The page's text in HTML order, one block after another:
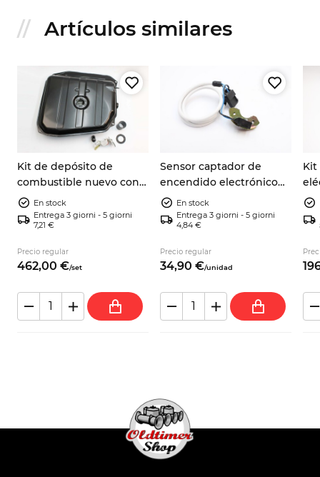
Artículos similares
Kit de depósito de
combustible nuevo con
aforador, junta y
manguito Autobianchi
A112
En stock
Entrega 3 giorni - 5 giorni
7,21 €
Precio regular
462,00 €/set
Sensor captador de
encendido electrónico
Autobianchi A112 Abarth
Fiat 124 Spider 9937730
En stock
Entrega 3 giorni - 5 giorni
4,84 €
Precio regular
34,90 €/unidad
Kit